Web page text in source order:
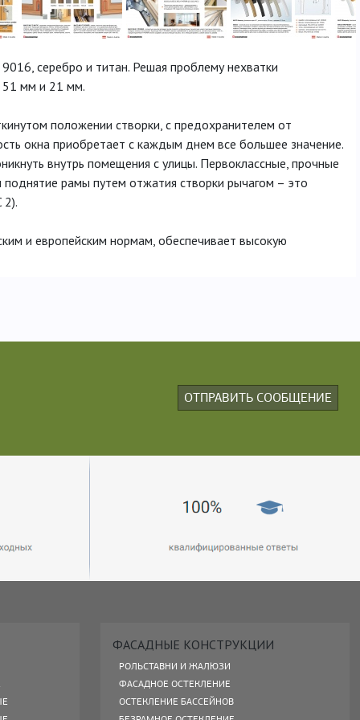
серебро и титан. Решая проблему нехватки
51 мм и 21 мм.
положении створки, с предохранителем от
окна приобретает с каждым днем все большее значение.
внутрь помещения с улицы. Первоклассные, прочные
рамы путем отжатия створки рычагом – это
2).
и европейским нормам, обеспечивает высокую
ФАСАДНЫЕ КОНСТРУКЦИИ
РОЛЬСТАВНИ И ЖАЛЮЗИ
ФАСАДНОЕ ОСТЕКЛЕНИЕ
ОСТЕКЛЕНИЕ БАССЕЙНОВ